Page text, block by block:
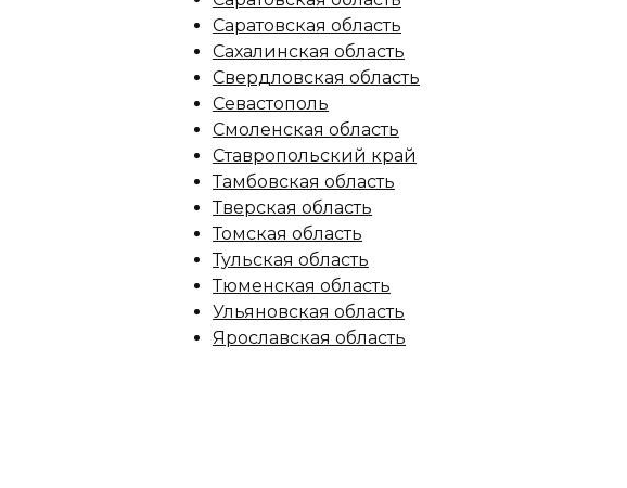
Саратовская область
Сахалинская область
Свердловская область
Севастополь
Смоленская область
Ставропольский край
Тамбовская область
Тверская область
Томская область
Тульская область
Тюменская область
Ульяновская область
Ярославская область